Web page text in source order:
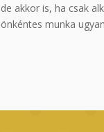
de akkor is, ha csak
önkéntes munka